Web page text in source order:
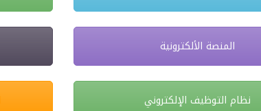
المنصة الألكترونية
نظام التوظيف الإلكتروني